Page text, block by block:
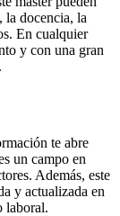
la docencia, la
En cualquier
y con una gran
te abre
un campo en
Además, este
y actualizada en
laboral.